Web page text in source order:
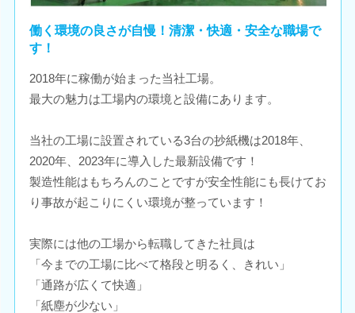
働く環境の良さが自慢！清潔・快適・安全な職場で
す！
2018年に稼働が始まった当社工場。
最大の魅力は工場内の環境と設備にあります。
当社の工場に設置されている3台の抄紙機は2018年、
2020年、2023年に導入した最新設備です！
製造性能はもちろんのことですが安全性能にも長けてお
り事故が起こりにくい環境が整っています！
実際には他の工場から転職してきた社員は
「今までの工場に比べて格段と明るく、きれい」
「通路が広くて快適」
「紙塵が少ない」